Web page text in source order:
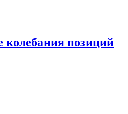
колебания позиций